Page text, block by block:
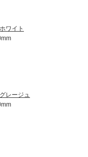
ワイト
レージュ